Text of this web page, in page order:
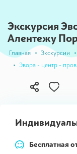
Экскурсия
Алентежу
Главная Экскурсии
Эвора - центр -
Бесплатная